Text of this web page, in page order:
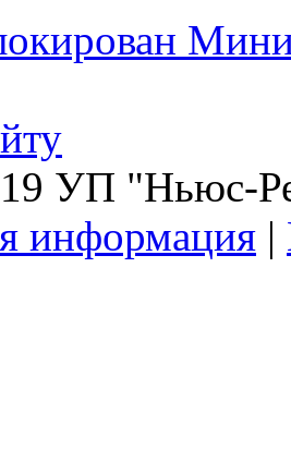
УП "Ньюс-
информация |